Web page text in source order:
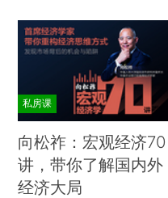
私房课
向松祚：宏观经济70
讲，带你了解国内外
经济大局